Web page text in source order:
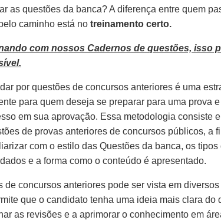
as questões da banca? A diferença entre quem
caminho está no treinamento certo.
com nossos Cadernos de questões, isso
por questões de concursos anteriores é uma
para quem deseja se preparar para uma prova
em sua aprovação. Essa metodologia consiste
de provas anteriores de concursos públicos, a
com o estilo das Questões da banca, os tipos
e a forma como o conteúdo é apresentado.
concursos anteriores pode ser vista em
que o candidato tenha uma ideia mais clara do
as revisões e a aprimorar o conhecimento em